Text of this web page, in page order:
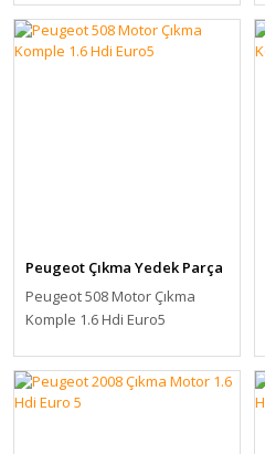
Peugeot Çıkma Yedek Parça
Peugeot 508 Motor Çıkma
Komple 1.6 Hdi Euro5